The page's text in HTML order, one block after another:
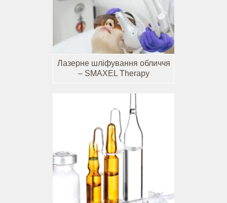
Лазерне шліфування обличчя
– SMAXEL Therapy